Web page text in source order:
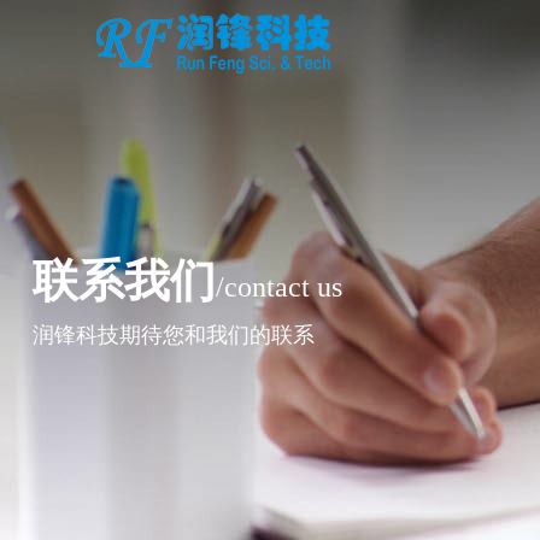
联系我们/contact us
润锋科技期待您和我们的联系